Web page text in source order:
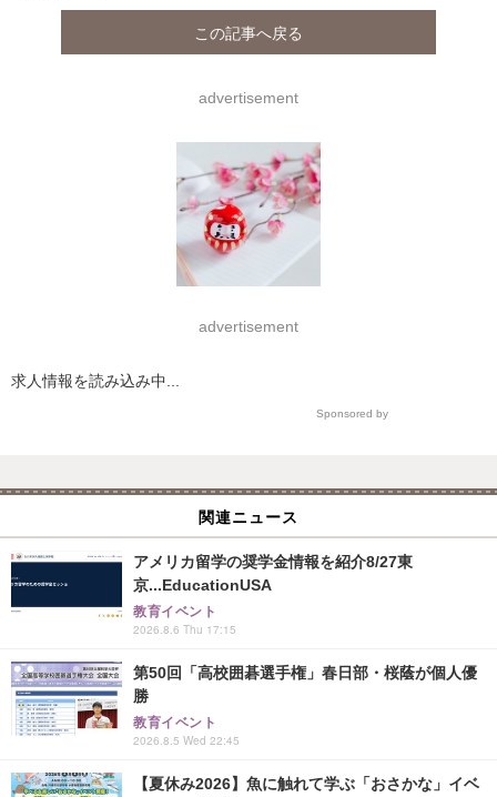
この記事へ戻る
advertisement
advertisement
求人情報を読み込み中...
Sponsored by
関連ニュース
アメリカ留学の奨学金情報を紹介8/27東
京...EducationUSA
教育イベント
2026.8.6 Thu 17:15
第50回「高校囲碁選手権」春日部・桜蔭が個人優
勝
教育イベント
2026.8.5 Wed 22:45
【夏休み2026】魚に触れて学ぶ「おさかな」イベ